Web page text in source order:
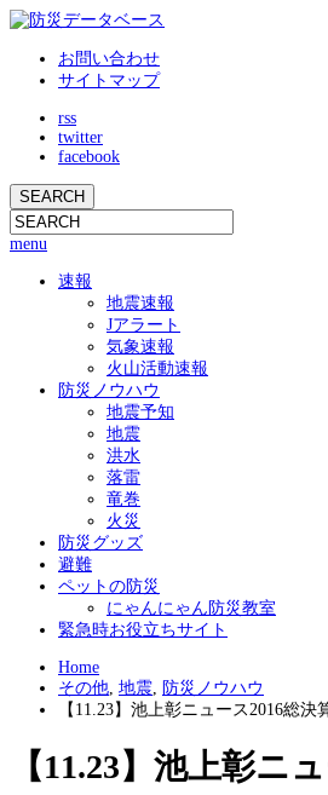
お問い合わせ
サイトマップ
rss
twitter
facebook
menu
速報
地震速報
Jアラート
気象速報
火山活動速報
防災ノウハウ
地震予知
地震
洪水
落雷
竜巻
火災
防災グッズ
避難
ペットの防災
にゃんにゃん防災教室
緊急時お役立ちサイト
Home
その他, 地震, 防災ノウハウ
【11.23】池上彰ニュース2016総決
【11.23】池上彰ニ